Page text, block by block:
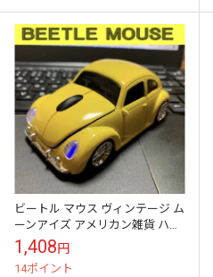
ビートル マウス ヴィンテージ ム
ーンアイズ アメリカン雑貨 ハー
レー カスタム iPad パソコン ワ
イヤレス 当時物
1,408円
14ポイント